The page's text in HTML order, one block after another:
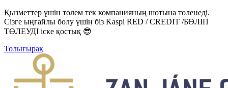
Қызметтер үшін төлем тек компанияның шотына төленеді.
Сізге ыңғайлы болу үшін біз Kaspi RED / CREDIT /БӨЛІП
ТӨЛЕУДІ іске қостық 😎
Толығырақ